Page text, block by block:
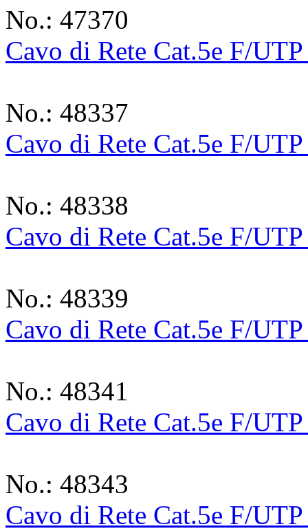
No.: 47370
Cavo di Rete Cat.5e F/
No.: 48337
Cavo di Rete Cat.5e F/
No.: 48338
Cavo di Rete Cat.5e F/
No.: 48339
Cavo di Rete Cat.5e F/
No.: 48341
Cavo di Rete Cat.5e F/
No.: 48343
Cavo di Rete Cat.5e F/